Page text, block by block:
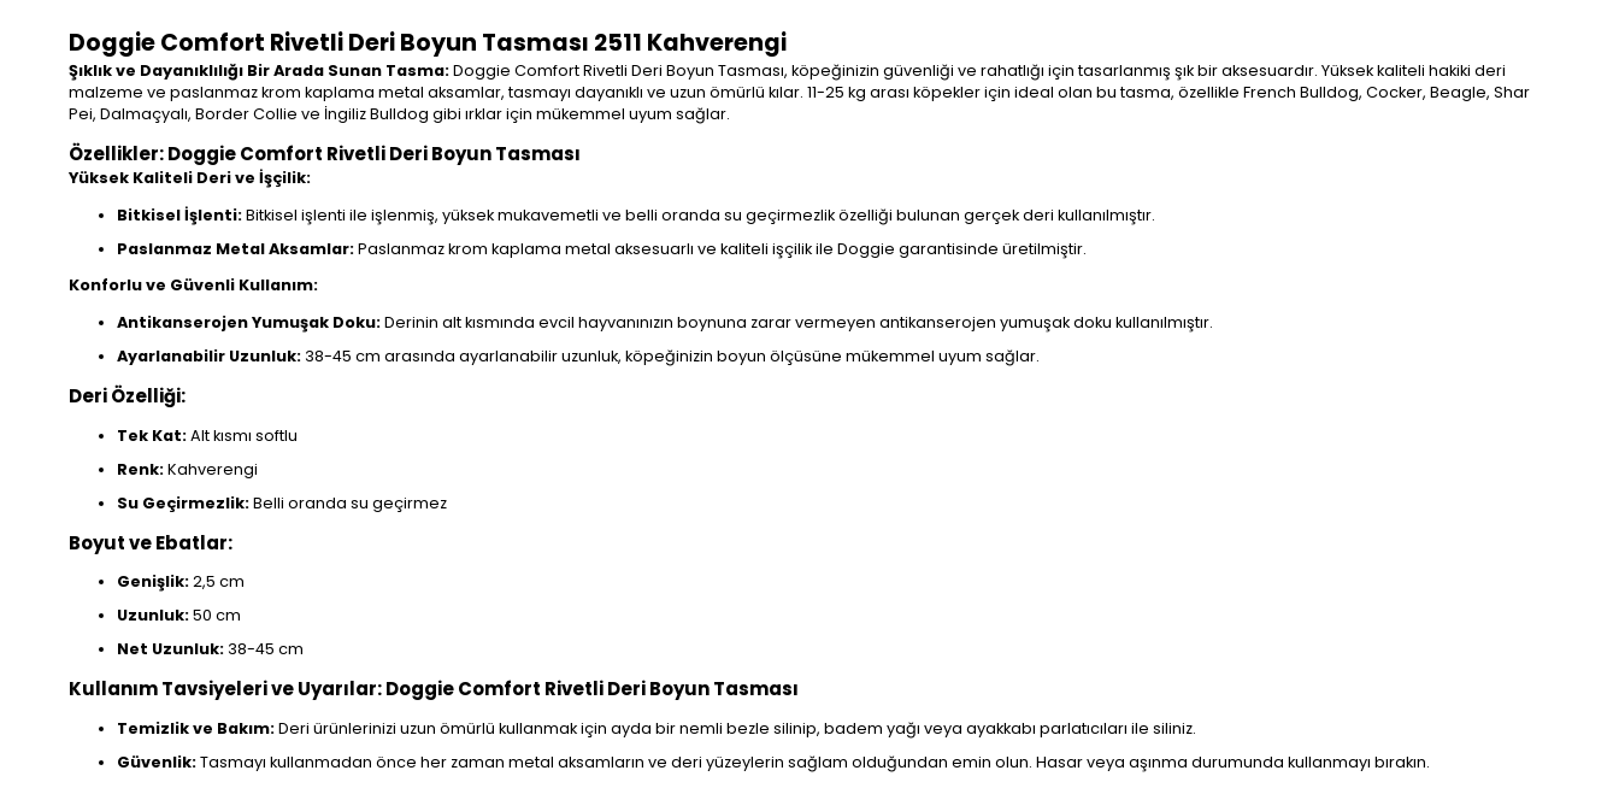
Doggie Comfort Rivetli Deri Boyun Tasması 2511 Kahverengi
Şıklık ve Dayanıklılığı Bir Arada Sunan Tasma:Doggie Comfort Rivetli Deri Boyun Tasması, köpeğinizin güvenliği ve rahatlığı için tasarlanmış şık bir aksesuardır. Yüksek kaliteli hakiki deri
malzeme ve paslanmaz krom kaplama metal aksamlar, tasmayı dayanıklı ve uzun ömürlü kılar. 11-25 kg arası köpekler için ideal olan bu tasma, özellikle French Bulldog, Cocker, Beagle, Shar
Pei, Dalmaçyalı, Border Collie ve İngiliz Bulldog gibi ırklar için mükemmel uyum sağlar.
Özellikler: Doggie Comfort Rivetli Deri Boyun Tasması
Yüksek Kaliteli Deri ve İşçilik:
Bitkisel İşlenti:Bitkisel işlenti ile işlenmiş, yüksek mukavemetli ve belli oranda su geçirmezlik özelliği bulunan gerçek deri kullanılmıştır.
Paslanmaz Metal Aksamlar:Paslanmaz krom kaplama metal aksesuarlı ve kaliteli işçilik ile Doggie garantisinde üretilmiştir.
Konforlu ve Güvenli Kullanım:
Antikanserojen Yumuşak Doku:Derinin alt kısmında evcil hayvanınızın boynuna zarar vermeyen antikanserojen yumuşak doku kullanılmıştır.
Ayarlanabilir Uzunluk: 38-45 cm arasında ayarlanabilir uzunluk, köpeğinizin boyun ölçüsüne mükemmel uyum sağlar.
Deri Özelliği:
Tek Kat:Alt kısmı softlu
Renk:Kahverengi
Su Geçirmezlik:Belli oranda su geçirmez
Boyut ve Ebatlar:
Genişlik:2,5 cm
Uzunluk:50 cm
Net Uzunluk: 38-45 cm
Kullanım Tavsiyeleri ve Uyarılar: Doggie Comfort Rivetli Deri Boyun Tasması
Temizlik ve Bakım:Deri ürünlerinizi uzun ömürlü kullanmak için ayda bir nemli bezle silinip, badem yağı veya ayakkabı parlatıcıları ile siliniz.
Güvenlik:Tasmayı kullanmadan önce her zaman metal aksamların ve deri yüzeylerin sağlam olduğundan emin olun. Hasar veya aşınma durumunda kullanmayı bırakın.